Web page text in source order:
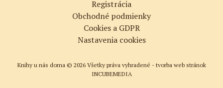
Registrácia
Obchodné podmienky
Cookies a GDPR
Nastavenia cookies
Knihy u nás doma © 2026 Všetky práva vyhradené - tvorba web stránok
INCUBEMEDIA